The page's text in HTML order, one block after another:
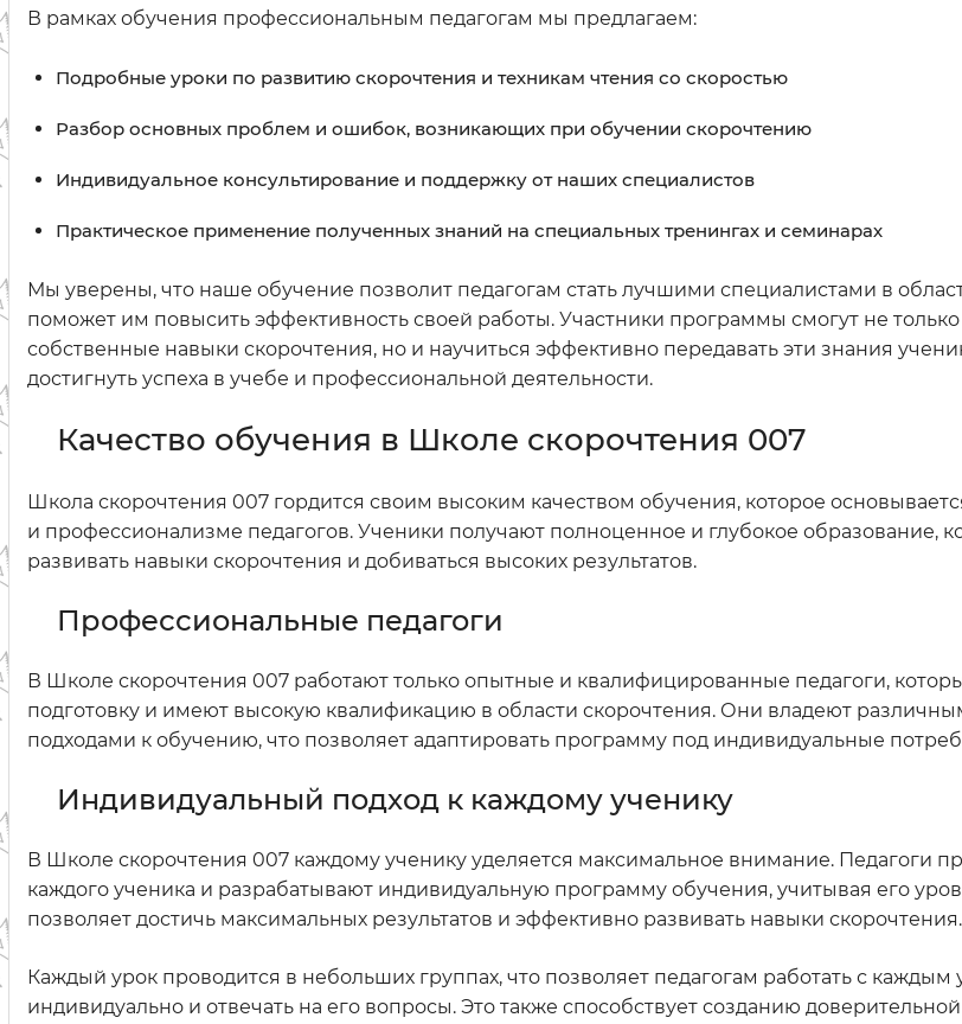
В рамках обучения профессиональным педагогам мы предлагаем:
Подробные уроки по развитию скорочтения и техникам чтения со скоростью
Разбор основных проблем и ошибок, возникающих при обучении скорочтению
Индивидуальное консультирование и поддержку от наших специалистов
Практическое применение полученных знаний на специальных тренингах и семинарах
Мы уверены, что наше обучение позволит педагогам стать лучшими специалистами в
поможет им повысить эффективность своей работы. Участники программы смогут не
собственные навыки скорочтения, но и научиться эффективно передавать эти знания
достигнуть успеха в учебе и профессиональной деятельности.
Качество обучения в Школе скорочтения 007
Школа скорочтения 007 гордится своим высоким качеством обучения, которое
и профессионализме педагогов. Ученики получают полноценное и глубокое образование,
развивать навыки скорочтения и добиваться высоких результатов.
Профессиональные педагоги
В Школе скорочтения 007 работают только опытные и квалифицированные педагоги,
подготовку и имеют высокую квалификацию в области скорочтения. Они владеют
подходами к обучению, что позволяет адаптировать программу под индивидуальные
Индивидуальный подход к каждому ученику
В Школе скорочтения 007 каждому ученику уделяется максимальное внимание. Педагоги
каждого ученика и разрабатывают индивидуальную программу обучения, учитывая его
позволяет достичь максимальных результатов и эффективно развивать навыки скорочтения.
Каждый урок проводится в небольших группах, что позволяет педагогам работать с каждым
индивидуально и отвечать на его вопросы. Это также способствует созданию